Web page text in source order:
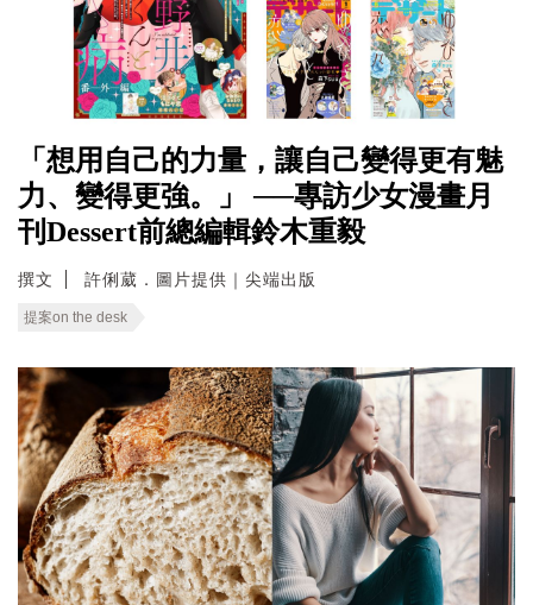
「想用自己的力量，讓自己變得更有魅
力、變得更強。」 ──專訪少女漫畫月
刊Dessert前總編輯鈴木重毅
撰文 許俐葳．圖片提供｜尖端出版
提案on the desk